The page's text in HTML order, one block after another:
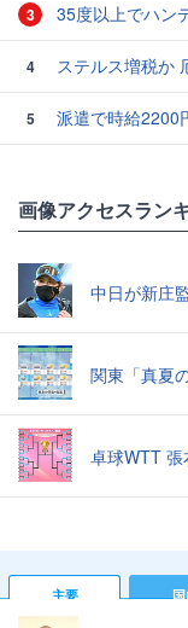
3 35度以上でハン
4 ステルス増税か
5
派遣で時給2200
画像アクセスラン
中日が新庄
関東「真夏
卓球WTT 張
主要